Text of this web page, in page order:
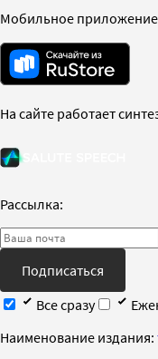
Мобильное приложение
На сайте работает
Рассылка:
Подписаться
Все сразу
Наименование издания: